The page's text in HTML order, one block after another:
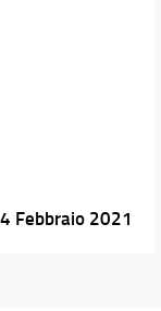
Febbraio 2021